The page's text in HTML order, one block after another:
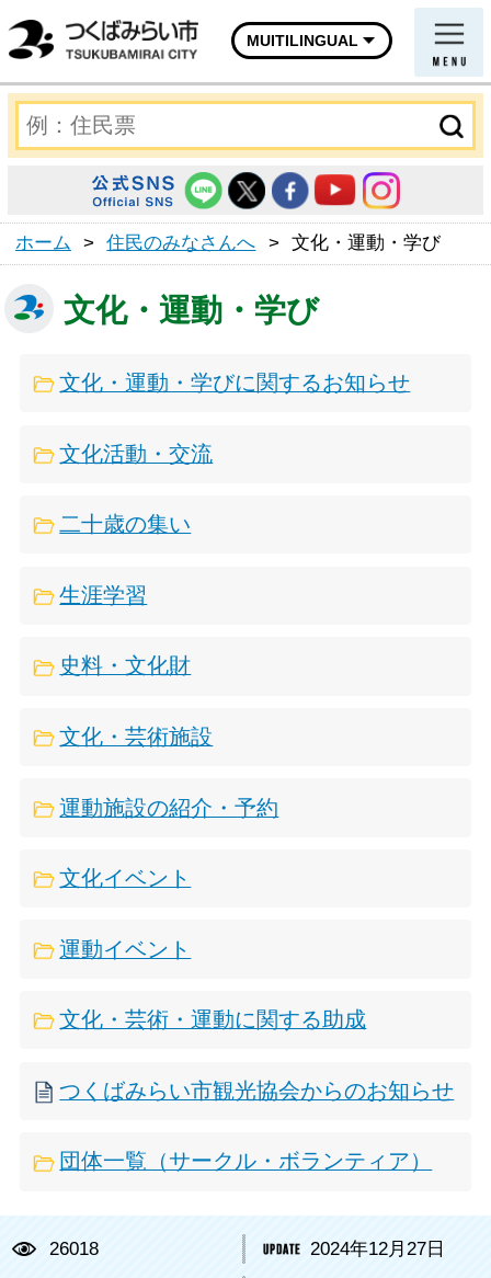
MUITILINGUAL
ホーム > 住民のみなさんへ > 文化・運動・学び
文化・運動・学び
文化・運動・学びに関するお知らせ
文化活動・交流
二十歳の集い
生涯学習
史料・文化財
文化・芸術施設
運動施設の紹介・予約
文化イベント
運動イベント
文化・芸術・運動に関する助成
つくばみらい市観光協会からのお知らせ
団体一覧（サークル・ボランティア）
26018 2024年12月27日